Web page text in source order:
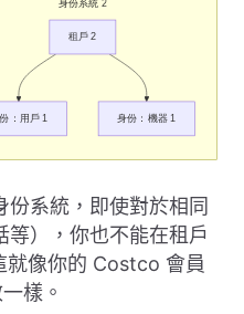
份系統，即使對於相同
等），你也不能在租戶
就像你的 Costco 會員
樣。